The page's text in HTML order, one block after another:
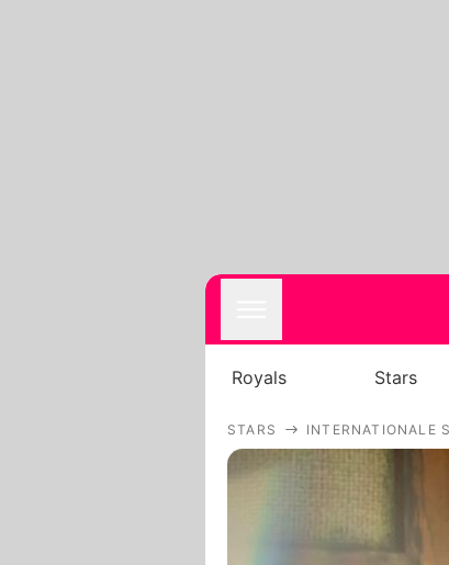
Royals Stars
STARS INTERNATIONALE